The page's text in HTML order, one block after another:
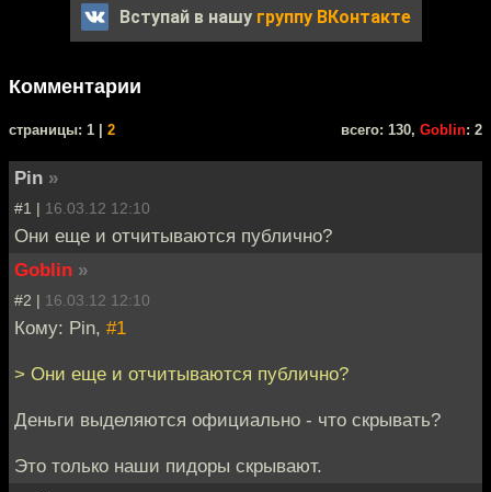
Вступай в нашу группу ВКонтакте
Комментарии
cтраницы: 1 | 2 всего: 130, Goblin: 2
Pin »
#1 | 16.03.12 12:10
Они еще и отчитываются публично?
Goblin »
#2 | 16.03.12 12:10
Кому: Pin, #1
> Они еще и отчитываются публично?
Деньги выделяются официально - что скрывать?
Это только наши пидоры скрывают.